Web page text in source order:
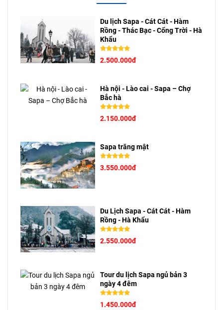
Du lịch Sapa - Cát Cát - Hàm
Rồng - Thác Bạc - Cổng Trời - Hà
Khẩu
2.500.000đ
Hà nội - Lào cai - Sapa – Chợ
Bắc hà
2.150.000đ
Sapa trăng mật
3.550.000đ
Du Lịch Sapa - Cát Cát - Hàm
Rồng - Hà Khẩu
2.550.000đ
Tour du lịch Sapa ngủ bản 3
ngày 4 đêm
1.450.000đ